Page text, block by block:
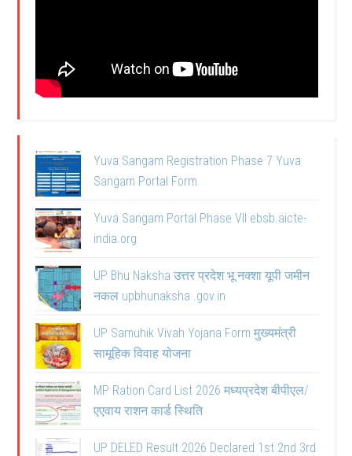
Yuva Sangam Registration Phase 7 Yuva
Sangam Portal Form
Yuva Sangam Portal Phase VII ebsb.aicte-
india.org
UP Bhu Naksha उत्तर प्रदेश भू नक्शा यूपी जमीन
नकल upbhunaksha .gov.in
UP Samuhik Vivah Yojana Form मुख्यमंत्री
सामूहिक विवाह योजना
MP Ration Card List 2026 मध्यप्रदेश बीपीएल/
एएवाय राशन कार्ड स्थिति
UP DELED Result 2026 Declared 1st 2nd 3rd